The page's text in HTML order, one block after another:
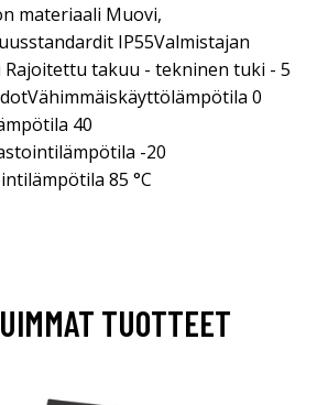
materiaali Muovi,
IP55Valmistajan
takuu - tekninen tuki - 5
0
40
-20
85 °C
TUOTTEET